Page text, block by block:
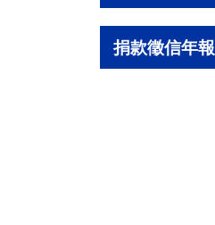
捐款徵信年報